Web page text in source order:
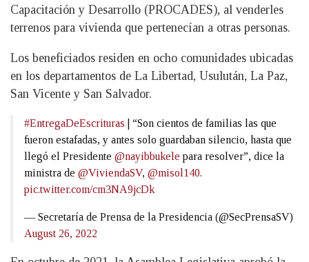
Capacitación y Desarrollo (PROCADES), al venderles
terrenos para vivienda que pertenecían a otras personas.
Los beneficiados residen en ocho comunidades ubicadas
en los departamentos de La Libertad, Usulután, La Paz,
San Vicente y San Salvador.
#EntregaDeEscrituras | “Son cientos de familias las que
fueron estafadas, y antes solo guardaban silencio, hasta que
llegó el Presidente @nayibbukele para resolver”, dice la
ministra de @ViviendaSV, @misol140.
pic.twitter.com/cm3NA9jcDk
— Secretaría de Prensa de la Presidencia (@SecPrensaSV)
August 26, 2022